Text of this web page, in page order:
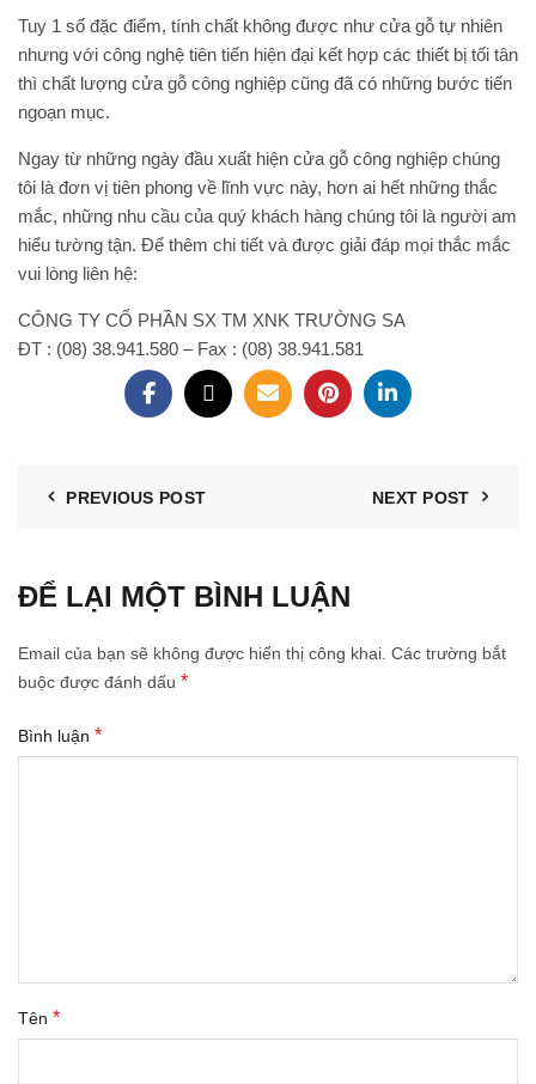
Tuy 1 số đặc điểm, tính chất không được như cửa gỗ tự nhiên
nhưng với công nghệ tiên tiến hiện đại kết hợp các thiết bị tối tân
thì chất lượng cửa gỗ công nghiệp cũng đã có những bước tiến
ngoạn mục.
Ngay từ những ngày đầu xuất hiện cửa gỗ công nghiệp chúng
tôi là đơn vị tiên phong về lĩnh vực này, hơn ai hết những thắc
mắc, những nhu cầu của quý khách hàng chúng tôi là người am
hiểu tường tận. Để thêm chi tiết và được giải đáp mọi thắc mắc
vui lòng liên hệ:
CÔNG TY CỔ PHẦN SX TM XNK TRƯỜNG SA
ĐT : (08) 38.941.580 – Fax : (08) 38.941.581
PREVIOUS POST NEXT POST
ĐỂ LẠI MỘT BÌNH LUẬN
Email của bạn sẽ không được hiển thị công khai. Các trường bắt
buộc được đánh dấu *
Bình luận *
Tên *